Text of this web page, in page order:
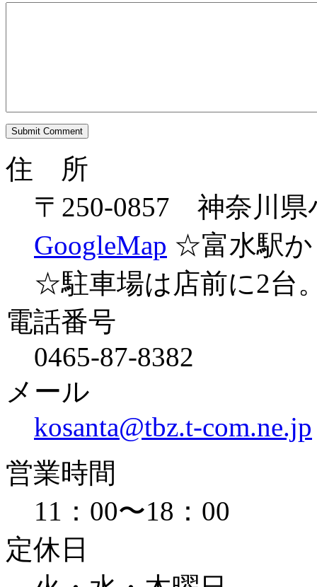
住 所
〒250-0857 神奈川県
GoogleMap ☆富水駅か
☆駐車場は店前に2台
電話番号
0465-87-8382
メール
kosanta@tbz.t-com.ne.jp
営業時間
11：00〜18：00
定休日